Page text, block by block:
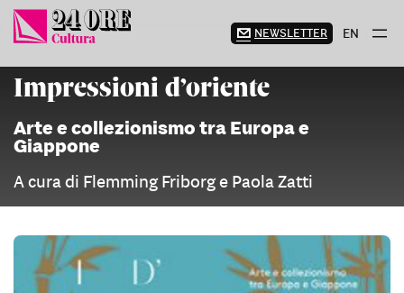
Vai
contenuto
NEWSLETTER EN
Impressioni d’oriente
Arte e collezionismo tra Europa e
Giappone
A cura di Flemming Friborg e Paola Zatti